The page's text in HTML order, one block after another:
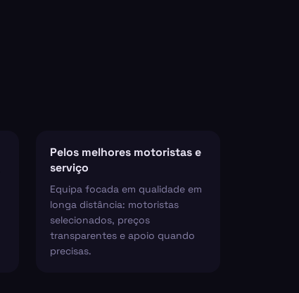
Pelos melhores motoristas e
serviço
Equipa focada em qualidade em
longa distância: motoristas
selecionados, preços
transparentes e apoio quando
precisas.